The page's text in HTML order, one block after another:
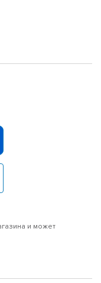
и может